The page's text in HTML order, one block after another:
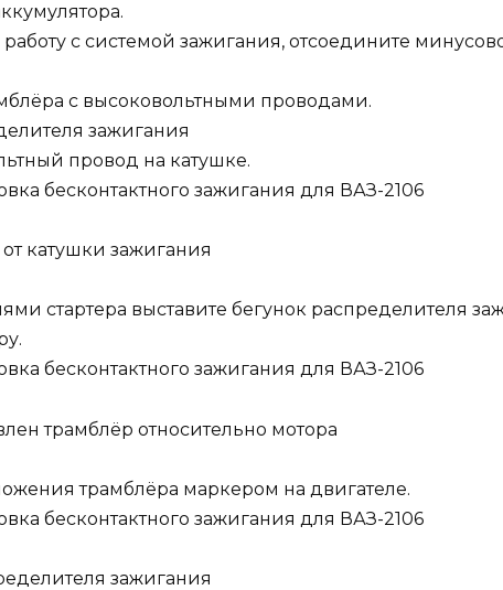
с системой зажигания, отсоедините
с высоковольтными проводами.
зажигания
провод на катушке.
катушки зажигания
стартера выставите бегунок распределителя
трамблёр относительно мотора
трамблёра маркером на двигателе.
зажигания